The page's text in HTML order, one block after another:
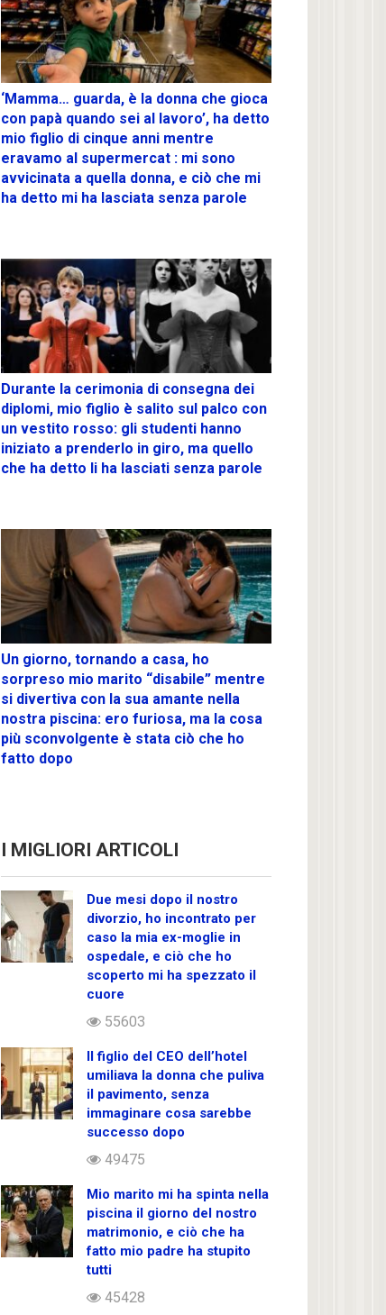
‘Mamma… guarda, è la donna che gioca
con papà quando sei al lavoro’, ha detto
mio figlio di cinque anni mentre
eravamo al supermercat : mi sono
avvicinata a quella donna, e ciò che mi
ha detto mi ha lasciata senza parole
Durante la cerimonia di consegna dei
diplomi, mio figlio è salito sul palco con
un vestito rosso: gli studenti hanno
iniziato a prenderlo in giro, ma quello
che ha detto li ha lasciati senza parole
Un giorno, tornando a casa, ho
sorpreso mio marito “disabile” mentre
si divertiva con la sua amante nella
nostra piscina: ero furiosa, ma la cosa
più sconvolgente è stata ciò che ho
fatto dopo
I MIGLIORI ARTICOLI
Due mesi dopo il nostro
divorzio, ho incontrato per
caso la mia ex-moglie in
ospedale, e ciò che ho
scoperto mi ha spezzato il
cuore
55603
Il figlio del CEO dell’hotel
umiliava la donna che puliva
il pavimento, senza
immaginare cosa sarebbe
successo dopo
49475
Mio marito mi ha spinta nella
piscina il giorno del nostro
matrimonio, e ciò che ha
fatto mio padre ha stupito
tutti
45428